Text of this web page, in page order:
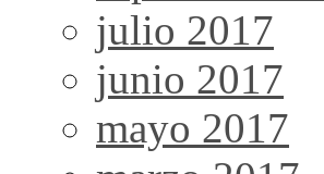
julio 2017
junio 2017
mayo 2017